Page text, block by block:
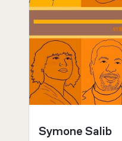
Symone Salib